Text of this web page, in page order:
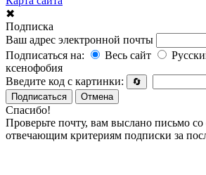
✖
Подписка
Ваш адрес электронной почты
Подписаться на:
Весь сайт
ксенофобия
Введите код с картинки:
🔄
Подписаться
Отмена
Спасибо!
Проверьте почту, вам выслано письмо со
отвечающим критериям подписки за